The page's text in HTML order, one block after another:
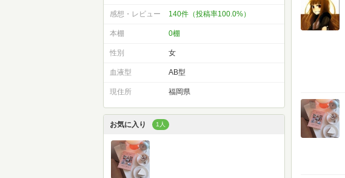
感想・レビュー 140件（投稿率100.0%）
本棚 0棚
性別 女
血液型 AB型
現住所 福岡県
お気に入り 1人